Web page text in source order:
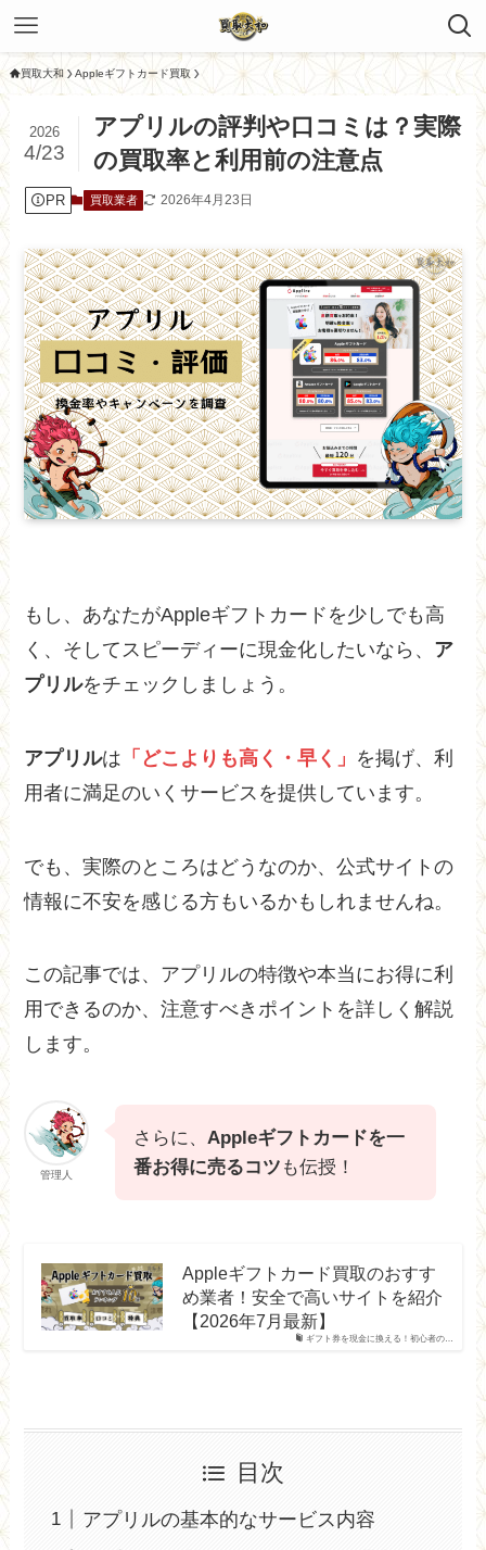
買取大和 Appleギフトカード買取
アプリルの評判や口コミは？実際
の買取率と利用前の注意点
2026
4/23
PR 買取業者 2026年4月23日
もし、あなたがAppleギフトカードを少しでも高
く、そしてスピーディーに現金化したいなら、 ア
プリルをチェックしましょう。
アプリルは 「どこよりも高く・早く」 を掲げ、利
用者に満足のいくサービスを提供しています。
でも、実際のところはどうなのか、公式サイトの
情報に不安を感じる方もいるかもしれませんね。
この記事では、アプリルの特徴や本当にお得に利
用できるのか、注意すべきポイントを詳しく解説
します。
管理人
さらに、Appleギフトカードを一
番お得に売るコツ も伝授！
ギフト券を現金に換える！初心者の…
Appleギフトカード買取のおすす
め業者！安全で高いサイトを紹介
【2026年7月最新】
目次
アプリルの基本的なサービス内容